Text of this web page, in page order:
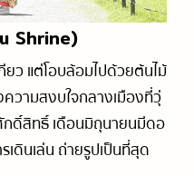
Shrine)
ยว แต่โอบล้อมไปด้วยต้นไม้
วามสงบใจกลางเมืองที่วุ่
กดิ์สิทธิ์ เดือนมิถุนายนมีดอ
เดินเล่น ถ่ายรูปเป็นที่สุด